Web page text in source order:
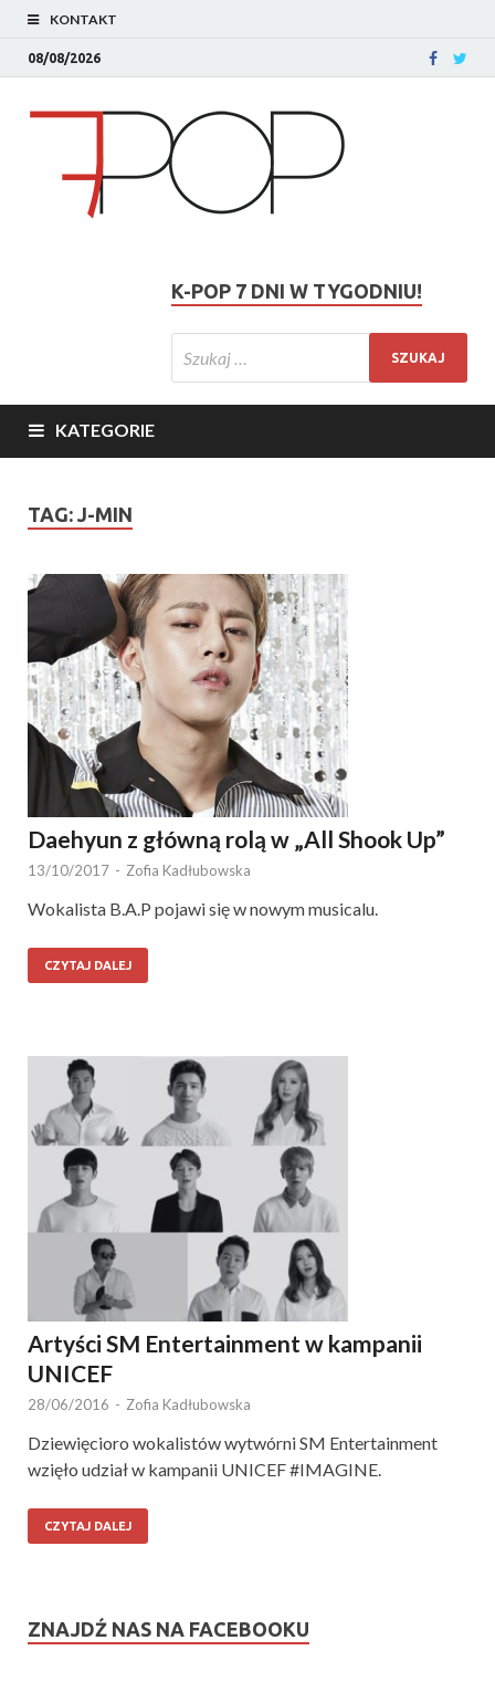
KONTAKT
08/08/2026
K-POP 7 DNI W TYGODNIU!
KATEGORIE
TAG: J-MIN
Daehyun z główną rolą w „All Shook Up”
13/10/2017 - Zofia Kadłubowska
Wokalista B.A.P pojawi się w nowym musicalu.
CZYTAJ DALEJ
Artyści SM Entertainment w kampanii
UNICEF
28/06/2016 - Zofia Kadłubowska
Dziewięcioro wokalistów wytwórni SM Entertainment
wzięło udział w kampanii UNICEF #IMAGINE.
CZYTAJ DALEJ
ZNAJDŹ NAS NA FACEBOOKU